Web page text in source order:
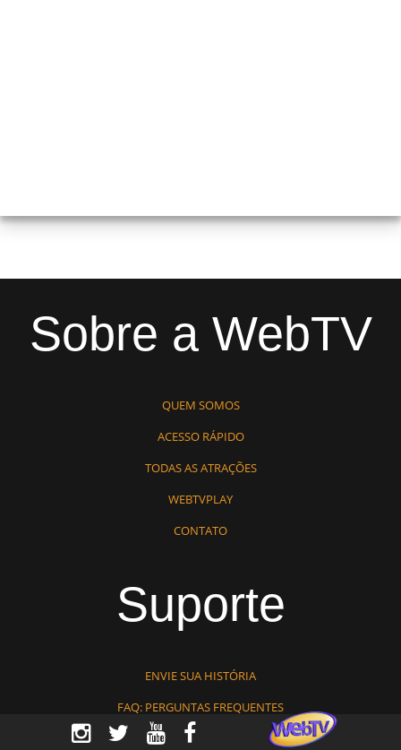
Sobre a WebTV
QUEM SOMOS
ACESSO RÁPIDO
TODAS AS ATRAÇÕES
WEBTVPLAY
CONTATO
Suporte
ENVIE SUA HISTÓRIA
FAQ: PERGUNTAS FREQUENTES